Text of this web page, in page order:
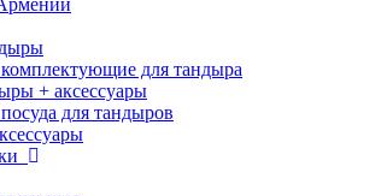
для тандыра
+ аксессуары
для тандыров